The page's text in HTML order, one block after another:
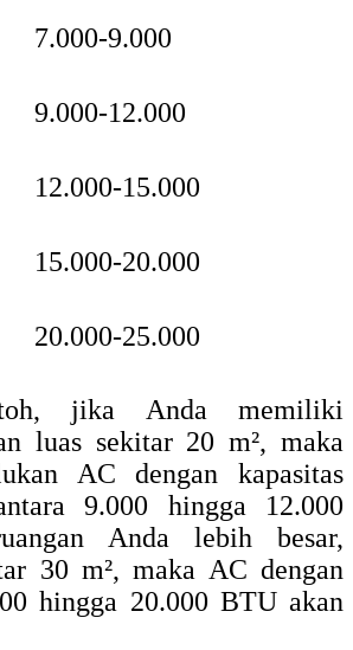
7.000-9.000
9.000-12.000
12.000-15.000
15.000-20.000
20.000-25.000
jika Anda memiliki
luas sekitar 20 m², maka
AC dengan kapasitas
9.000 hingga 12.000
Anda lebih besar,
30 m², maka AC dengan
hingga 20.000 BTU akan